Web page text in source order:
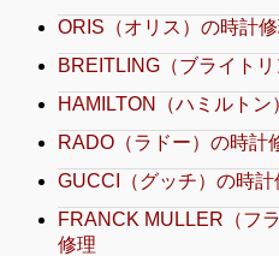
ORIS（オリス）の時計
BREITLING（ブライト
HAMILTON（ハミルトン
RADO（ラドー）の時計
GUCCI（グッチ）の時計
FRANCK MULLER（フ
修理